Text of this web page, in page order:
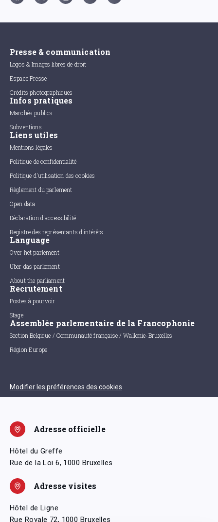
Presse & communication
Logos & Images libres de droit
Espace Presse
Crédits photographiques
Infos pratiques
Marchés publics
Subventions
Liens utiles
Mentions légales
Politique de confidentialité
Politique d'utilisation des cookies
Règlement du parlement
Open data
Déclaration d'accessibilité
Registre des représentants d'intérêts
Language
Over het parlement
Uber das parlement
About the parliament
Recrutement
Postes à pourvoir
Stage
Assemblée parlementaire de la Francophonie
Section Belgique / Communauté française / Wallonie-Bruxelles
Région Europe
Modifier les préférences des cookies
Adresse officielle
Hôtel du Greffe
Rue de la Loi 6, 1000 Bruxelles
Adresse visites
Hôtel de Ligne
Rue Royale 72, 1000 Bruxelles